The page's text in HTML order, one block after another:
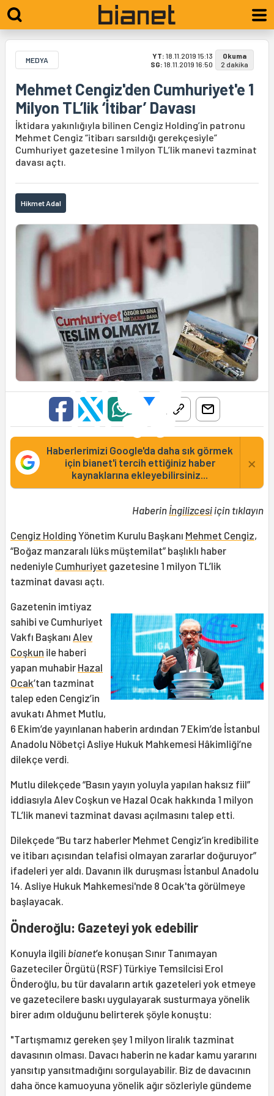
MEDYA YT: 18.11.2019 15:13
SG: 18.11.2019 16:50
Okuma
2 dakika
Mehmet Cengiz'den Cumhuriyet'e 1
Milyon TL’lik ‘İtibar’ Davası
İktidara yakınlığıyla bilinen Cengiz Holding’in patronu
Mehmet Cengiz “itibarı sarsıldığı gerekçesiyle”
Cumhuriyet gazetesine 1 milyon TL’lik manevi tazminat
davası açtı.
Hikmet Adal
Haberlerimizi Google'da daha sık görmek
için bianet'i tercih ettiğiniz haber
kaynaklarına ekleyebilirsiniz...
×
Haberin İngilizcesiiçin tıklayın
Cengiz Holding Yönetim Kurulu Başkanı Mehmet Cengiz,
“Boğaz manzaralı lüks müştemilat” başlıklı haber
nedeniyle Cumhuriyet gazetesine 1 milyon TL’lik
tazminat davası açtı.
Gazetenin imtiyaz
sahibi ve Cumhuriyet
Vakfı Başkanı Alev
Coşkun ile haberi
yapan muhabir Hazal
Ocak’tan tazminat
talep eden Cengiz’in
avukatı Ahmet Mutlu,
6 Ekim’de yayınlanan haberin ardından 7 Ekim’de İstanbul
Anadolu Nöbetçi Asliye Hukuk Mahkemesi Hâkimliği’ne
dilekçe verdi.
Mutlu dilekçede “Basın yayın yoluyla yapılan haksız fiil”
iddiasıyla Alev Coşkun ve Hazal Ocak hakkında 1 milyon
TL’lik manevi tazminat davası açılmasını talep etti.
Dilekçede “Bu tarz haberler Mehmet Cengiz’in kredibilite
ve itibarı açısından telafisi olmayan zararlar doğuruyor”
ifadeleri yer aldı. Davanın ilk duruşması İstanbul Anadolu
14. Asliye Hukuk Mahkemesi'nde 8 Ocak'ta görülmeye
başlayacak.
Önderoğlu: Gazeteyi yok edebilir
Konuyla ilgili bianet’e konuşan Sınır Tanımayan
Gazeteciler Örgütü (RSF) Türkiye Temsilcisi Erol
Önderoğlu, bu tür davaların artık gazeteleri yok etmeye
ve gazetecilere baskı uygulayarak susturmaya yönelik
birer adım olduğunu belirterek şöyle konuştu:
"Tartışmamız gereken şey 1 milyon liralık tazminat
davasının olması. Davacı haberin ne kadar kamu yararını
yansıtıp yansıtmadığını sorgulayabilir. Biz de davacının
daha önce kamuoyuna yönelik ağır sözleriyle gündeme